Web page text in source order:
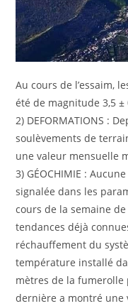
Au cours de l’essaim,
été de magnitude 3,5 ±
2) DEFORMATIONS :
soulèvements de
une valeur mensuelle
3) GÉOCHIMIE :
signalée dans les
cours de la semaine
tendances déjà
réchauffement du
température installé
mètres de la fumerolle
dernière a montré une